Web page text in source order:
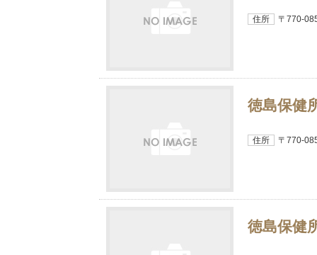
住所 〒770-
徳島保健
住所 〒770-
徳島保健